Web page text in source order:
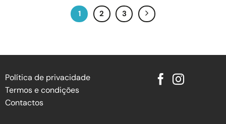
1 2 3
Política de privacidade
Termos e condições
Contactos